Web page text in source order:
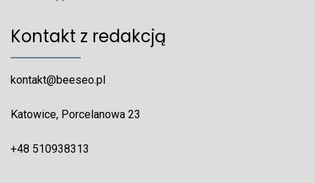
Kontakt z redakcją
kontakt@beeseo.pl
Katowice, Porcelanowa 23
+48 510938313